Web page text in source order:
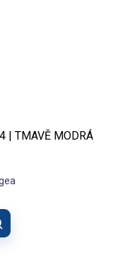
| TMAVĚ MODRÁ